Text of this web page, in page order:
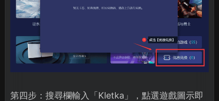
第四步：搜尋欄輸入「Kletka」，點選遊戲圖示即